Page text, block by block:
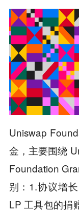
Uniswap
金，主要围绕
Foundation
别：1.协议增
LP 工具包的捐